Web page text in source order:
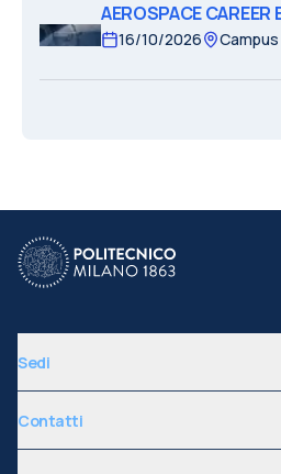
AEROSPACE CAREER
16/10/2026
Sedi
Contatti